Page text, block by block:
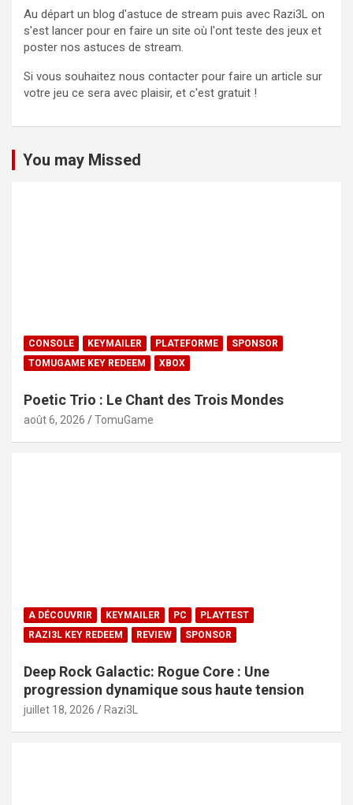
Au départ un blog d'astuce de stream puis avec Razi3L on
s'est lancer pour en faire un site où l'ont teste des jeux et
poster nos astuces de stream.
Si vous souhaitez nous contacter pour faire un article sur
votre jeu ce sera avec plaisir, et c'est gratuit !
You may Missed
CONSOLE KEYMAILER PLATEFORME
SPONSOR
TOMUGAME KEY REDEEM
XBOX
Poetic Trio : Le Chant des Trois Mondes
août 6, 2026 TomuGame
A DÉCOUVRIR KEYMAILER PC
PLAYTEST
RAZI3L KEY REDEEM
REVIEW SPONSOR
Deep Rock Galactic: Rogue Core : Une
progression dynamique sous haute tension
juillet 18, 2026 Razi3L